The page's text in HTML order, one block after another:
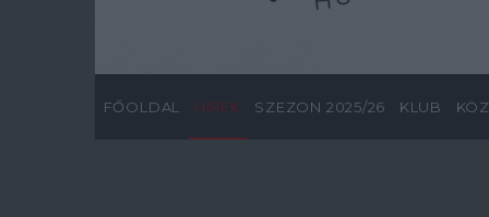
FŐOLDAL HÍREK SZEZON 2025/26 KLUB